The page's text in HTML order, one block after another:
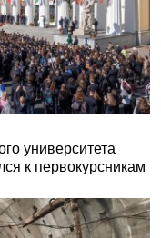
университета
к первокурсникам